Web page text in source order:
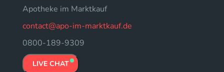
Apotheke im Marktkauf
contact@apo-im-marktkauf.de
0800-189-9309
LIVE CHAT